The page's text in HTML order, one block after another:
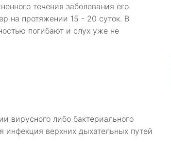
течения заболевания его
на протяжении 15 - 20 суток. В
погибают и слух уже не
вирусного либо бактериального
инфекция верхних дыхательных путей